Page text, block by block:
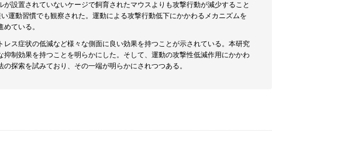
設置されていないケージで飼育されたマウスよりも攻撃行動が減少すること
運動習慣でも観察された。運動による攻撃行動低下にかかわるメカニズムを
ている。
ス症状の低減など様々な側面に良い効果を持つことが示されている。本研究
制効果を持つことを明らかにした。そして、運動の攻撃性低減作用にかかわ
探索を試みており、その一端が明らかにされつつある。